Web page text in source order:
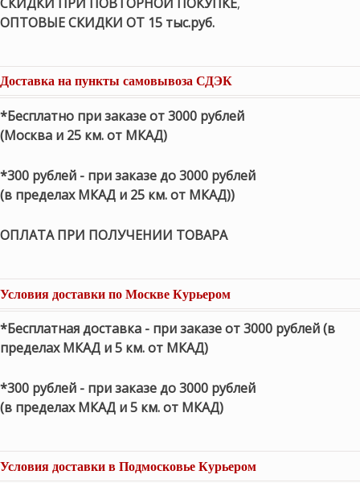
ОПТОВЫЕ СКИДКИ ОТ 15 тыс.руб.
Доставка на пункты самовывоза СДЭК
*Бесплатно при заказе от 3000 рублей
(Москва и 25 км. от МКАД)
*300 рублей - при заказе до 3000 рублей
(в пределах МКАД и 25 км. от МКАД))
ОПЛАТА ПРИ ПОЛУЧЕНИИ ТОВАРА
Условия доставки по Москве Курьером
*Бесплатная доставка - при заказе от 3000 рублей (в
пределах МКАД и 5 км. от МКАД)
*300 рублей - при заказе до 3000 рублей
(в пределах МКАД и 5 км. от МКАД)
Условия доставки в Подмосковье Курьером